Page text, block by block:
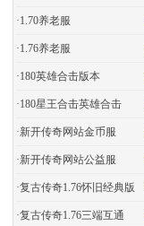
·1.70养老服
·1.76养老服
·180英雄合击版本
·180星王合击英雄合击
·新开传奇网站金币服
·新开传奇网站公益服
·复古传奇1.76怀旧经典版
·复古传奇1.76三端互通